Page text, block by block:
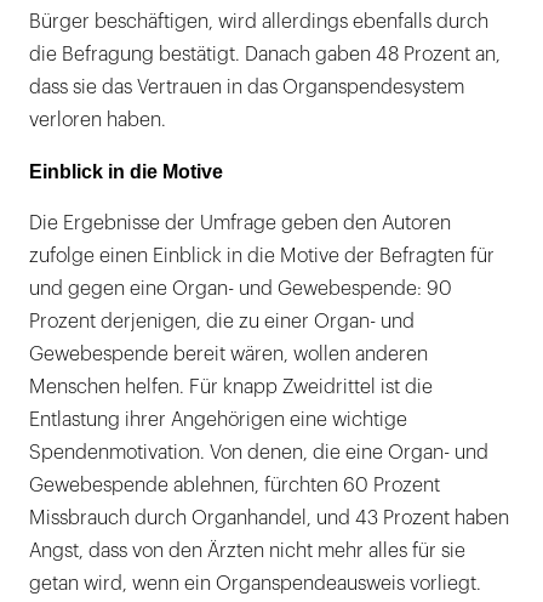
Bürger beschäftigen, wird allerdings ebenfalls durch
die Befragung bestätigt. Danach gaben 48 Prozent an,
dass sie das Vertrauen in das Organspendesystem
verloren haben.
Einblick in die Motive
Die Ergebnisse der Umfrage geben den Autoren
zufolge einen Einblick in die Motive der Befragten für
und gegen eine Organ- und Gewebespende: 90
Prozent derjenigen, die zu einer Organ- und
Gewebespende bereit wären, wollen anderen
Menschen helfen. Für knapp Zweidrittel ist die
Entlastung ihrer Angehörigen eine wichtige
Spendenmotivation. Von denen, die eine Organ- und
Gewebespende ablehnen, fürchten 60 Prozent
Missbrauch durch Organhandel, und 43 Prozent haben
Angst, dass von den Ärzten nicht mehr alles für sie
getan wird, wenn ein Organspendeausweis vorliegt.